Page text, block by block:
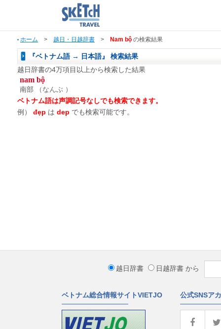
ホーム > 越日・日越辞書 > Nam bộ の検索結果
『ベトナム語 → 日本語』 検索結果
越日辞書の4万項目以上から検索した結果
nam bộ
南部 （なんぶ ）
ベトナム語は声調記号なしでも検索できます。
例）
đẹp は dep でも検索可能です。
越日辞書 日越辞書 から
ベトナム総合情報サイトVIETJO 公式SNSア